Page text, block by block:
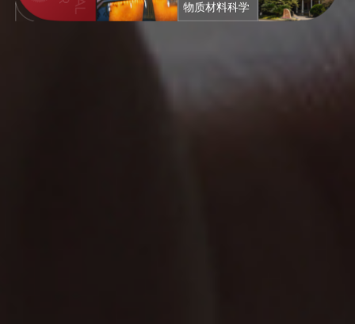
物质材料科学